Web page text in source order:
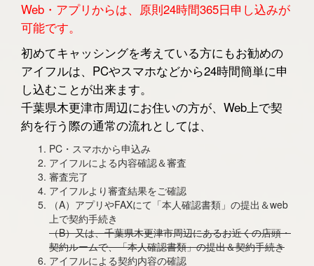
Web・アプリからは、原則24時間365日申し込みが
可能です。
初めてキャッシングを考えている方にもお勧めの
アイフルは、PCやスマホなどから24時間簡単に申
し込むことが出来ます。
千葉県木更津市周辺にお住いの方が、Web上で契
約を行う際の通常の流れとしては、
PC・スマホから申込み
アイフルによる内容確認＆審査
審査完了
アイフルより審査結果をご確認
（A）アプリやFAXにて「本人確認書類」の提出＆web
上で契約手続き
（B）又は、千葉県木更津市周辺にあるお近くの店頭・
契約ルームで、「本人確認書類」の提出＆契約手続き
アイフルによる契約内容の確認